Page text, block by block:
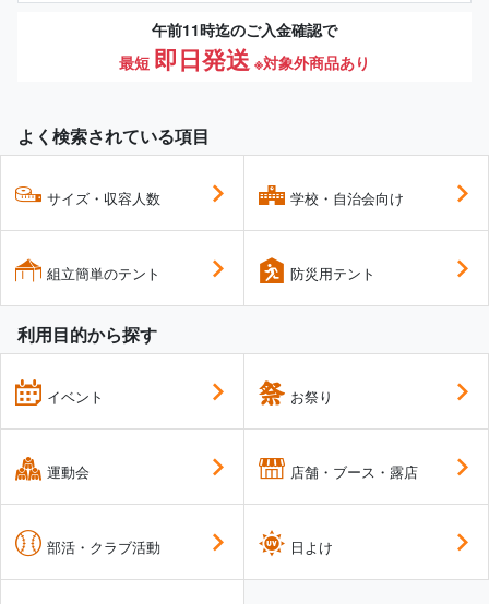
午前11時迄のご入金確認で
最短 即日発送 ※対象外商品あり
よく検索されている項目
サイズ・収容人数
組立簡単のテント
学校・自治会向け
防災用テント
利用目的から探す
イベント
運動会
部活・クラブ活動
お祭り
店舗・ブース・露店
日よけ